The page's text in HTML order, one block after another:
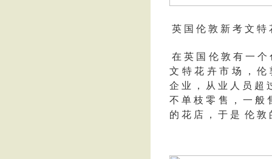
英 国 伦 敦 新 考 文 特
在 英 国 伦 敦 有 一
文 特 花 卉 市 场 ， 伦
企 业 ， 从 业 人 员 超
不 单 枝 零 售 ， 一 般
的 花 店 ， 于 是 伦 敦